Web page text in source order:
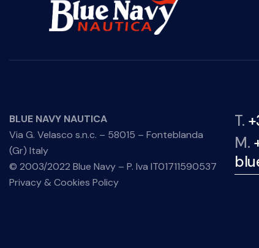
BLUE NAVY NAUTICA
Via G. Velasco s.n.c. – 58015 – Fonteblanda
(Gr) Italy
© 2003/2022 Blue Navy – P. Iva IT01711590537
Privacy & Cookies Policy
T.
M.